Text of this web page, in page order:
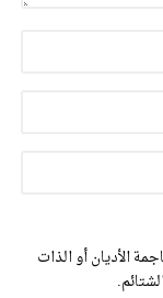
الأديان أو الذات